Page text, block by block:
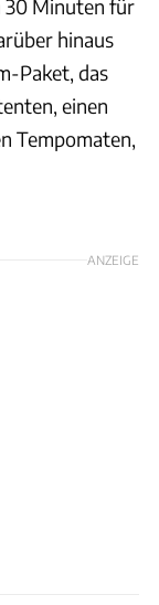
30 Minuten für
hinaus
Paket, das
einen
Tempomaten,
ANZEIGE